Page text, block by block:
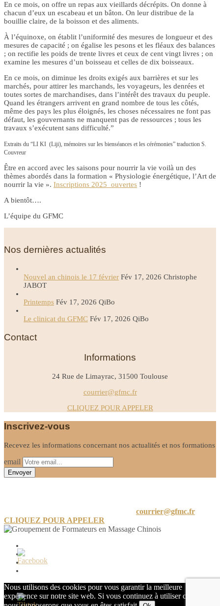
En ce mois, on offre un repas aux vieillards décrépits. On donne à
chacun d’eux un escabeau et un bâton. On leur distribue de la
bouillie claire, de la boisson et des aliments.
À l’équinoxe, on établit l’uniformité des mesures de longueur et des
mesures de capacité ; on égalise les pesons et les fléaux des balances
; on rectifie les poids de trente livres et ceux de cent vingt livres ; on
examine les mesures d’un boisseau et celles de dix boisseaux.
En ce mois, on diminue les droits exigés aux barrières et sur les
marchés, pour attirer les marchands, les voyageurs, les denrées et
toutes sortes de marchandises, dans l’intérêt des travaux du peuple.
Quand les étrangers arrivent en grand nombre de tous les côtés,
même des pays les plus éloignés, les choses nécessaires ne font pas
défaut, les gouvernants ne manquent pas de ressources ; tous les
travaux s’exécutent sans difficulté.”
Extraits du “LI KI (Liji), mémoires sur les bienséances et les cérémonies” traduction S.
Couvreur
Être en accord avec les saisons pour nourrir la vie voilà un des
thèmes abordés dans la formation « Physiologie énergétique, l’Art de
nourrir la vie ». Inscriptions 2025 ouvertes !
A bientôt….
L’équipe du GFMC
Nos dernières actualités
Nouvel an chinois le 17 février Fév 17, 2026 Christophe
JABOT
Printemps Fév 17, 2026 QiBo
Le clinicat du GFMC Fév 17, 2026 QiBo
Contact
Informations
24 Rue de Limayrac, 31500 Toulouse
courrier@gfmc.fr
CLIQUEZ POUR APPELER
Inscrivez-vous
Recevez les informations concernant nos actualités et nos formations
email
courrier@gfmc.fr
CLIQUEZ POUR APPELER
Mot de passe perdu
Conditions générales de vente
Nous utilisons des cookies pour vous garantir la meilleure
expérience sur notre site web. Si vous continuez à utiliser ce site,